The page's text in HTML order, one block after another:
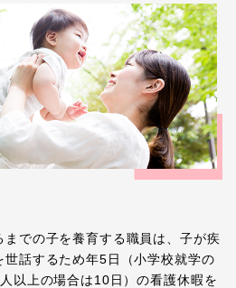
での子を養育する職員は、子が疾
話するため年5日（小学校就学の
以上の場合は10日）の看護休暇を